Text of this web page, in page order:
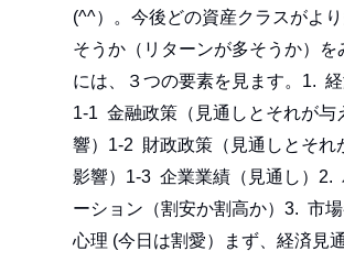
(^^）。今後どの資産クラスがよ
そうか（リターンが多そうか）を
には、３つの要素を見ます。1.
1-1 金融政策（見通しとそれが与
響）1-2 財政政策（見通しとそれ
影響）1-3 企業業績（見通し）2.
ーション（割安か割高か）3. 市
心理 (今日は割愛）まず、経済見